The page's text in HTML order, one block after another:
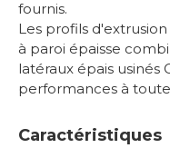
fournis.
Les profils
à paroi épaisse
latéraux épais usinés
performances à
Caractéristiques